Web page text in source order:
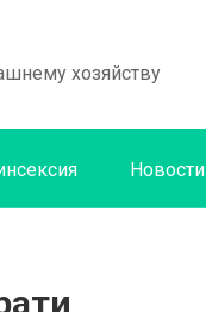
хозяйству
Новости